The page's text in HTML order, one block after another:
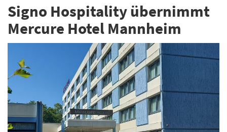
Signo Hospitality übernimmt
Mercure Hotel Mannheim